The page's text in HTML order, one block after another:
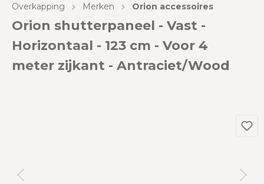
Overkapping Merken Orion accessoires
Orion shutterpaneel - Vast -
Horizontaal - 123 cm - Voor 4
meter zijkant - Antraciet/Wood